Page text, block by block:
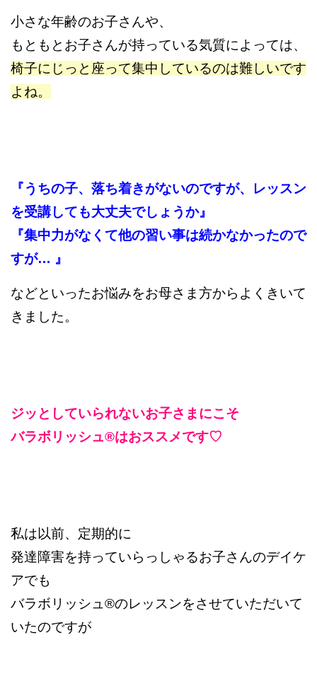
小さな年齢のお子さんや、
もともとお子さんが持っている気質によっては、
椅子にじっと座って集中しているのは難しいです
よね。
『うちの子、落ち着きがないのですが、レッスン
を受講しても大丈夫でしょうか』
『集中力がなくて他の習い事は続かなかったので
すが… 』
などといったお悩みをお母さま方からよくきいて
きました。
ジッとしていられないお子さまにこそ
バラボリッシュ®︎はおススメです♡
私は以前、定期的に
発達障害を持っていらっしゃるお子さんのデイケ
アでも
バラボリッシュ®︎のレッスンをさせていただいて
いたのですが